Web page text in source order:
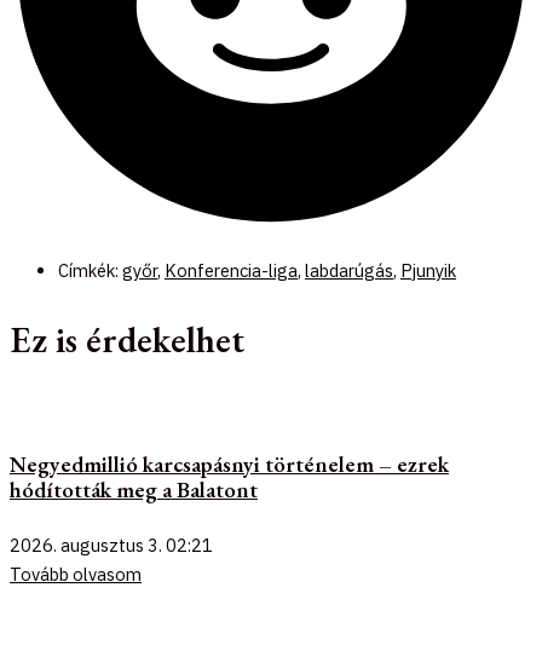
Címkék: győr, Konferencia-liga, labdarúgás, Pjunyik
Ez is érdekelhet
Negyedmillió karcsapásnyi történelem – ezrek
hódították meg a Balatont
2026. augusztus 3. 02:21
Tovább olvasom